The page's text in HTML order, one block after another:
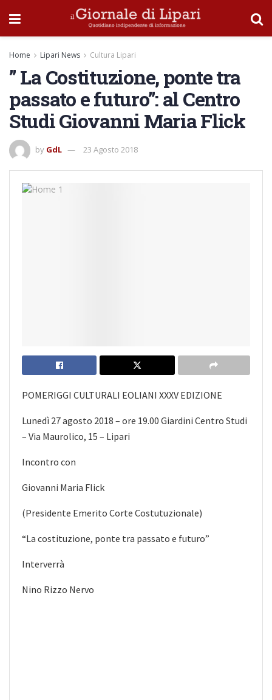
Home Lipari News Cultura Lipari
” La Costituzione, ponte tra
passato e futuro”: al Centro
Studi Giovanni Maria Flick
by GdL 23 Agosto 2018
POMERIGGI CULTURALI EOLIANI XXXV EDIZIONE
Lunedì 27 agosto 2018 – ore 19.00 Giardini Centro Studi
– Via Maurolico, 15 – Lipari
Incontro con
Giovanni Maria Flick
(Presidente Emerito Corte Costutuzionale)
“La costituzione, ponte tra passato e futuro”
Interverrà
Nino Rizzo Nervo